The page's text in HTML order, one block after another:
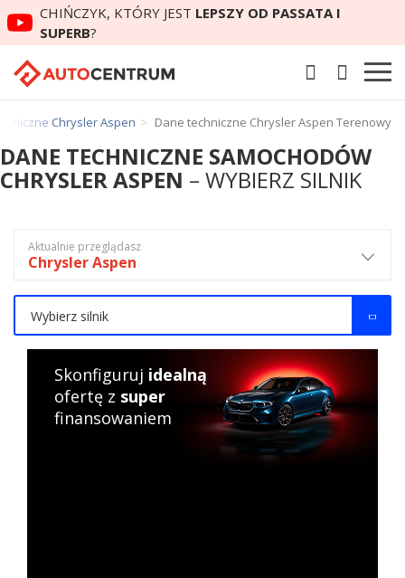
CHIŃCZYK, KTÓRY JEST LEPSZY OD PASSATA I
SUPERB?
Chrysler Aspen Dane techniczne Chrysler Aspen Terenowy
DANE TECHNICZNE SAMOCHODÓW
CHRYSLER ASPEN – WYBIERZ SILNIK
Aktualnie przeglądasz
Chrysler Aspen
Wybierz silnik
Skonfiguruj idealną
ofertę z super
finansowaniem